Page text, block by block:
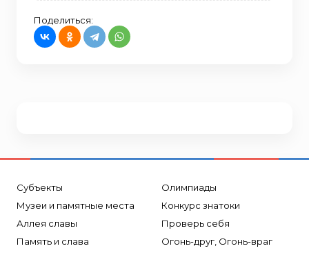
Поделиться:
Субъекты
Музеи и памятные места
Аллея славы
Память и слава
Олимпиады
Конкурс знатоки
Проверь себя
Огонь-друг, Огонь-враг